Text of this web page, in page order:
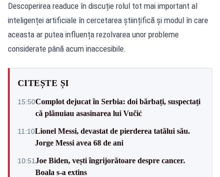
Descoperirea readuce în discuție rolul tot mai important al
inteligenței artificiale în cercetarea științifică și modul în care
aceasta ar putea influența rezolvarea unor probleme
considerate până acum inaccesibile.
CITEȘTE ȘI
15:50Complot dejucat în Serbia: doi bărbați, suspectați
că plănuiau asasinarea lui Vučić
11:10Lionel Messi, devastat de pierderea tatălui său.
Jorge Messi avea 68 de ani
10:51Joe Biden, vești îngrijorătoare despre cancer.
Boala s-a extins